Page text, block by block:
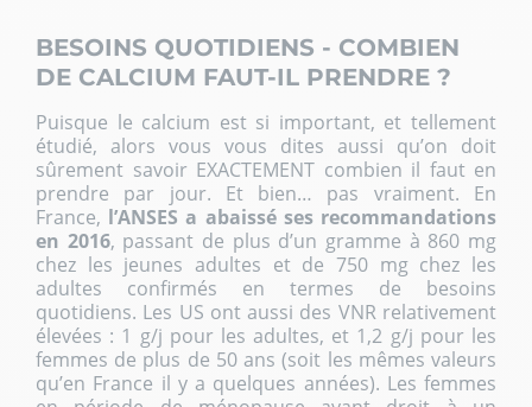
BESOINS QUOTIDIENS - COMBIEN
DE CALCIUM FAUT-IL PRENDRE ?
Puisque le calcium est si important, et tellement
étudié, alors vous vous dites aussi qu’on doit
sûrement savoir EXACTEMENT combien il faut en
prendre par jour. Et bien… pas vraiment. En
France, l’ANSES a abaissé ses recommandations
en 2016, passant de plus d’un gramme à 860 mg
chez les jeunes adultes et de 750 mg chez les
adultes confirmés en termes de besoins
quotidiens. Les US ont aussi des VNR relativement
élevées : 1 g/j pour les adultes, et 1,2 g/j pour les
femmes de plus de 50 ans (soit les mêmes valeurs
qu’en France il y a quelques années). Les femmes